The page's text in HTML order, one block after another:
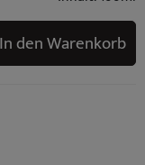
In den Warenkorb